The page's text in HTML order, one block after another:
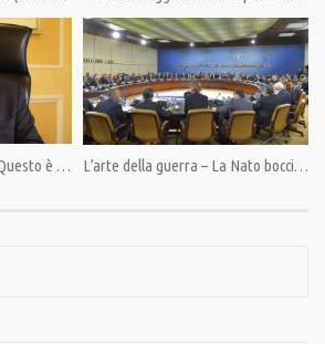
di Michele Manfrin
d’Israele, di Jeff Hoffman
del partito repubblicano, di Jeff Hoffman
di Margherita Furlan
Antonio Ingroia: “Sicilia: Questo è lo Stato del Paese” L’arte della guerra – La Nato boccia il disarmo nucleare